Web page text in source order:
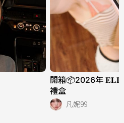
開箱📦2026年
禮盒
凡妮99